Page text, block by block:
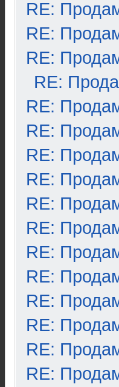
RE:
RE:
RE:
RE:
RE:
RE:
RE:
RE:
RE:
RE:
RE:
RE:
RE:
RE:
RE:
RE: